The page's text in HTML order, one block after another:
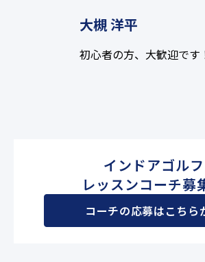
大槻 洋平
初心者の方、大歓迎です
インドアゴルフ
レッスンコーチ募
コーチの応募はこちら